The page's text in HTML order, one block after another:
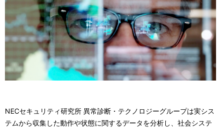
位
置
NECセキュリティ研究所 異常診断・テクノロジーグループは実シス
テムから収集した動作や状態に関するデータを分析し、社会システ